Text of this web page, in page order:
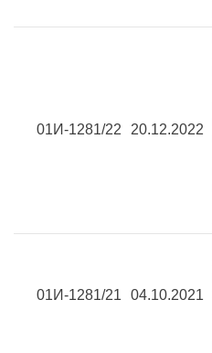
01И-1281/22 20.12.2022
01И-1281/21 04.10.2021